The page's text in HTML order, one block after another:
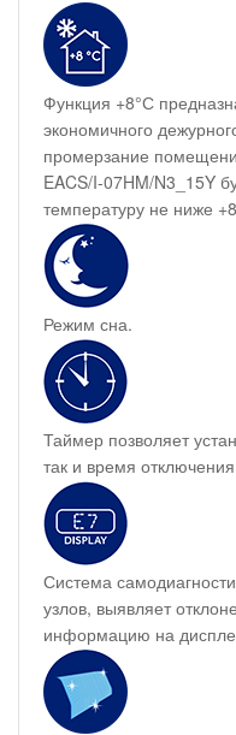
Функция +8°С
экономичного
промерзание
EACS/I-07HM/N3_15Y
температуру не ниже
Режим сна.
Таймер позволяет
так и время
Система
узлов, выявляет
информацию на